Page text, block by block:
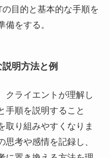
目的と基本的な手順を
をする。
明方法と例
クライエントが理解し
手順を説明すること
取り組みやすくなりま
考や感情を記録し、